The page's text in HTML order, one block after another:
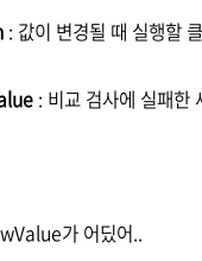
: 값이 변경될 때 실행할
: 비교 검사에 실패한
가 어딨어..